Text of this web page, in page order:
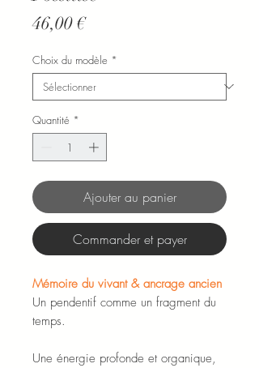
46,00 €Prix
Choix du modèle *
Quantité *
Ajouter au panier
Commander et payer
Mémoire du vivant & ancrage ancien
Un pendentif comme un fragment du
temps.
Une énergie profonde et organique,